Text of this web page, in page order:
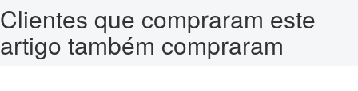
Clientes que compraram este
artigo também compraram